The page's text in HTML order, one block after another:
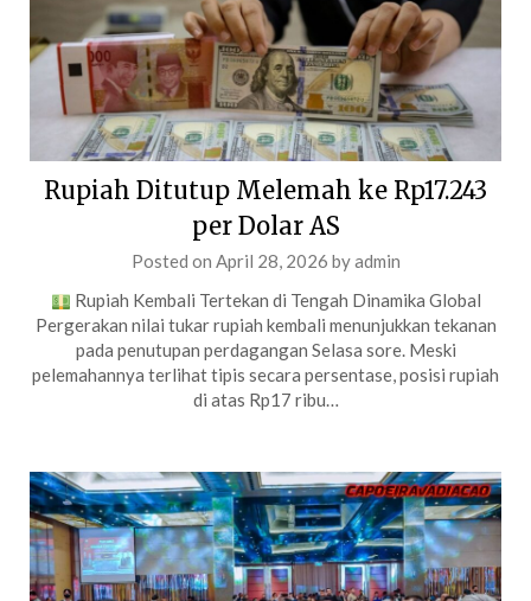
Rupiah Ditutup Melemah ke Rp17.243
per Dolar AS
Posted on April 28, 2026 byadmin
Rupiah Kembali Tertekan di Tengah Dinamika Global
Pergerakan nilai tukar rupiah kembali menunjukkan tekanan
pada penutupan perdagangan Selasa sore. Meski
pelemahannya terlihat tipis secara persentase, posisi rupiah
di atas Rp17 ribu…